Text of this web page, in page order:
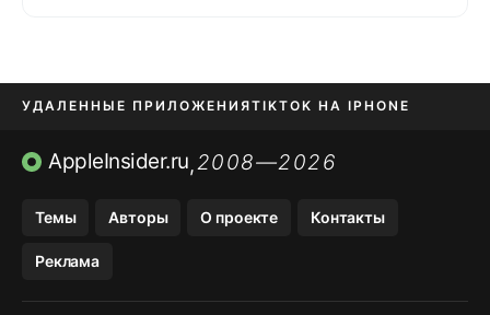
УДАЛЕННЫЕ ПРИЛОЖЕНИЯTIKTOK НА IPHONE
ПРИЛОЖЕНИЯ БЕЗ APP STORE
AppleInsider.ru,2008—2026
Темы Авторы О проекте Контакты
Реклама